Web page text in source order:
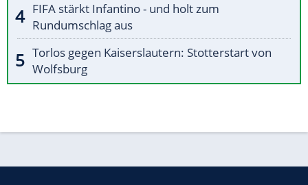
FIFA stärkt Infantino - und holt zum
Rundumschlag aus
Torlos gegen Kaiserslautern: Stotterstart von
Wolfsburg